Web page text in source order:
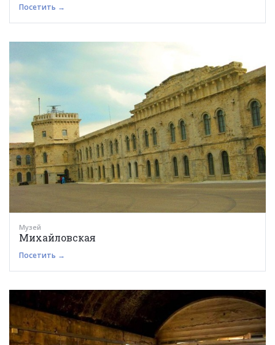
Посетить →
Музей
Михайловская
Посетить →